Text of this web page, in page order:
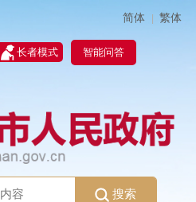
简体 | 繁体
长者模式 智能问答
搜索